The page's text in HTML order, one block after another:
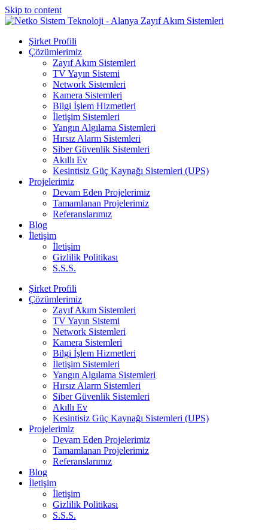
Skip to content
Şirket Profili
Çözümlerimiz
Zayıf Akım Sistemleri
TV Yayın Sistemi
Network Sistemleri
Kamera Sistemleri
Bilgi İşlem Hizmetleri
İletişim Sistemleri
Yangın Algılama Sistemleri
Hırsız Alarm Sistemleri
Siber Güvenlik Sistemleri
Akıllı Ev
Kesintisiz Güç Kaynağı Sistemleri (UPS)
Projelerimiz
Devam Eden Projelerimiz
Tamamlanan Projelerimiz
Referanslarımız
Blog
İletişim
İletişim
Gizlilik Politikası
S.S.S.
Şirket Profili
Çözümlerimiz
Zayıf Akım Sistemleri
TV Yayın Sistemi
Network Sistemleri
Kamera Sistemleri
Bilgi İşlem Hizmetleri
İletişim Sistemleri
Yangın Algılama Sistemleri
Hırsız Alarm Sistemleri
Siber Güvenlik Sistemleri
Akıllı Ev
Kesintisiz Güç Kaynağı Sistemleri (UPS)
Projelerimiz
Devam Eden Projelerimiz
Tamamlanan Projelerimiz
Referanslarımız
Blog
İletişim
İletişim
Gizlilik Politikası
S.S.S.